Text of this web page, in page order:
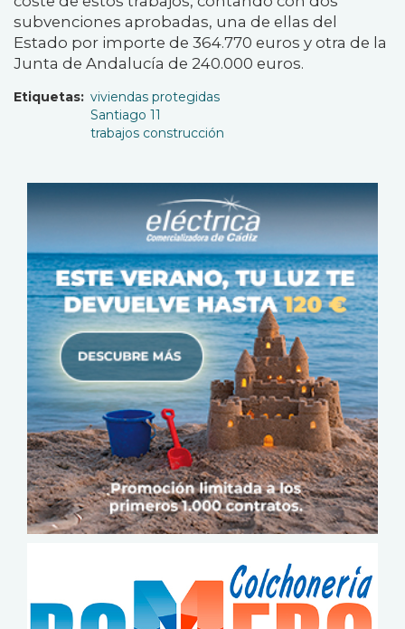
subvenciones aprobadas, una de ellas del
Estado por importe de 364.770 euros y otra de la
Junta de Andalucía de 240.000 euros.
Etiquetas
viviendas protegidas
Santiago 11
trabajos construcción